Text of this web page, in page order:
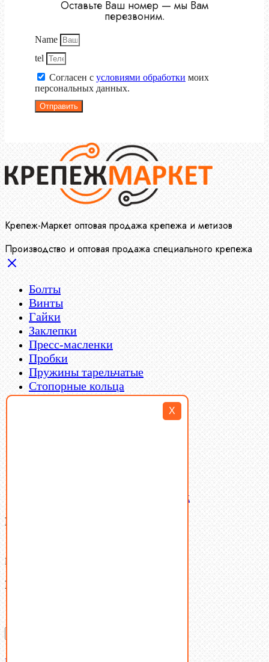
X
Оставьте Ваш номер — мы Вам
перезвоним.
Name
tel
Согласен с условиями обработки моих
персональных данных.
Отправить
Крепеж-Маркет оптовая продажа крепежа и метизов
Производство и оптовая продажа специального крепежа
Болты
Винты
Гайки
Заклепки
Пресс-масленки
Пробки
Пружины тарельчатые
Стопорные кольца
Такелаж
Латунный и бронзовый крепеж
Ваша корзина
В корзине нет товаров.
Поиск